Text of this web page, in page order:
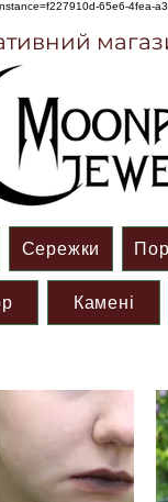
65e6-
Сережки
Камені